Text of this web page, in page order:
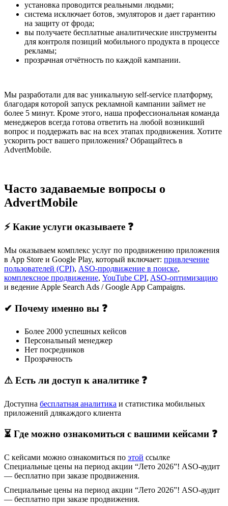
установка проводится реальными людьми;
система исключает ботов, эмуляторов и дает гарантию
на защиту от фрода;
вы получаете бесплатные аналитические инструменты
для контроля позиций мобильного продукта в процессе
рекламы;
прозрачная отчётность по каждой кампании.
Мы разработали для вас уникальную self-service платформу,
благодаря которой запуск рекламной кампании займет не
более 5 минут. Кроме этого, наша профессиональная команда
менеджеров всегда готова ответить на любой возникший
вопрос и поддержать вас на всех этапах продвижения. Хотите
ускорить рост вашего приложения? Обращайтесь в
AdvertMobile.
Часто задаваемые вопросы о
AdvertMobile
⚡ Какие услуги оказываете ❓
Мы оказываем комплекс услуг по продвижению приложения
в App Store и Google Play, который включает: привлечение
пользователей (CPI), ASO-продвижение в поиске,
комплексное продвижение, YouTube CPI, ASO-оптимизацию
и ведение Apple Search Ads / Google App Campaigns.
✔ Почему именно вы ❓
Более 2000 успешных кейсов
Персональный менеджер
Нет посредников
Прозрачность
⚠ Есть ли доступ к аналитике ❓
Доступна бесплатная аналитика и статистика мобильных
приложений длякаждого клиента
⏳ Где можно ознакомиться с вашими кейсами ❓
С кейсами можно ознакомиться по этой ссылке
Специальные цены на период акции “Лето 2026”! ASO-аудит
— бесплатно при заказе продвижения.
Специальные цены на период акции “Лето 2026”! ASO-аудит
— бесплатно при заказе продвижения.